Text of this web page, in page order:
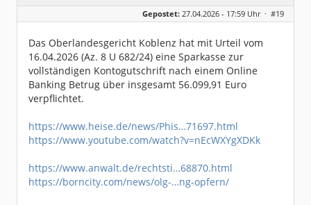
Geschlecht:
Dabei seit:
06 / 2008
Gepostet: 27.04.2026 - 17:59 Uhr · #19
Das Oberlandesgericht Koblenz hat mit Urteil vom
16.04.2026 (Az. 8 U 682/24) eine Sparkasse zur
vollständigen Kontogutschrift nach einem Online
Banking Betrug über insgesamt 56.099,91 Euro
verpflichtet.
https://www.heise.de/news/Phis…71697.html
https://www.youtube.com/watch?v=nEcWXYgXDKk
https://www.anwalt.de/rechtsti…68870.html
https://borncity.com/news/olg-…ng-opfern/